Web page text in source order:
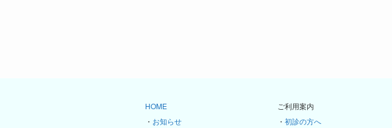
HOME
・ お知らせ
ご利用案内
・ 初診の方へ